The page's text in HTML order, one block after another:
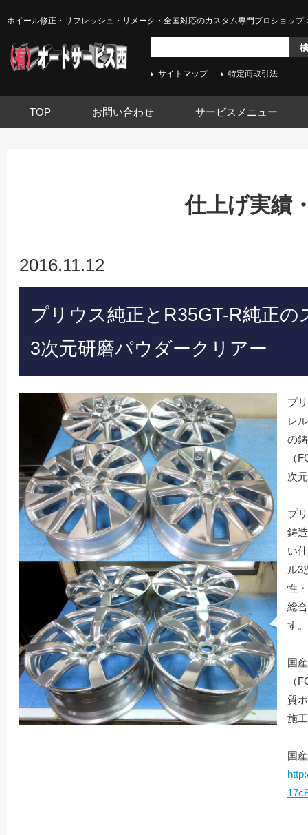
ホイール修正・リフレッシュ・リメーク・全国対応のカスタム専門プロショップ
サイトマップ 特定商取引法
TOP お問い合わせ サービスメニュー
仕上げ実績
2016.11.12
プリウス純正とR35GT-R純正
3次元研磨パウダークリアー
プ
レ
の
（
次
プ
鋳
い
ル3
性
総
す。
国
（
質
施
国